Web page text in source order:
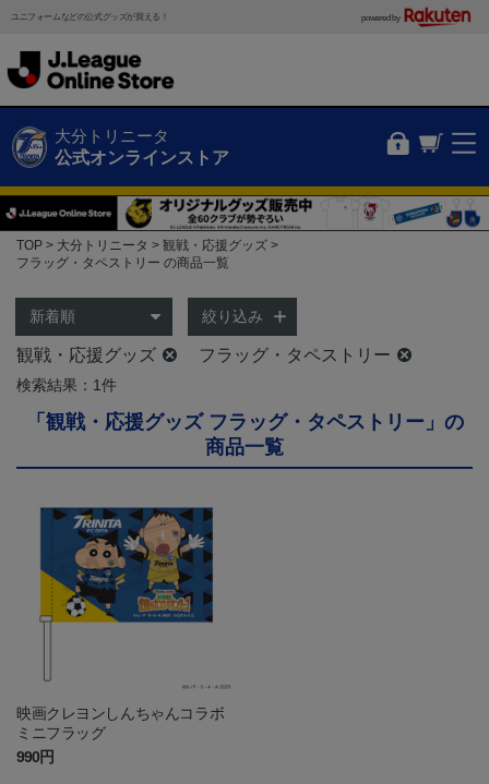
ユニフォームなどの公式グッズが買える！ powered by
大分トリニータ
公式オンラインストア
TOP 大分トリニータ
観戦・応援グッズ
フラッグ・タペストリー の商品一覧
絞り込み
観戦・応援グッズ フラッグ・タペストリー
検索結果：1件
「観戦・応援グッズ フラッグ・タペストリー」の
商品一覧
映画クレヨンしんちゃんコラボ
ミニフラッグ
990円